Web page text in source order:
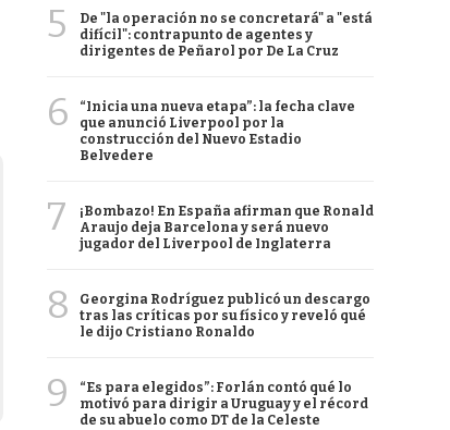
5
De "la operación no se concretará" a "está
difícil": contrapunto de agentes y
dirigentes de Peñarol por De La Cruz
6
“Inicia una nueva etapa”: la fecha clave
que anunció Liverpool por la
construcción del Nuevo Estadio
Belvedere
7
¡Bombazo! En España afirman que Ronald
Araujo deja Barcelona y será nuevo
jugador del Liverpool de Inglaterra
8
Georgina Rodríguez publicó un descargo
tras las críticas por su físico y reveló qué
le dijo Cristiano Ronaldo
9
“Es para elegidos”: Forlán contó qué lo
motivó para dirigir a Uruguay y el récord
de su abuelo como DT de la Celeste